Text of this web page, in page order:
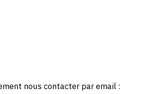
nous contacter par email :